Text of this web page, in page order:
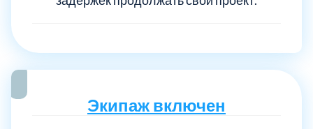
Экипаж включен